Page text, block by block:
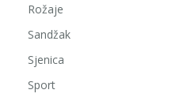
Rožaje
Sandžak
Sjenica
Sport